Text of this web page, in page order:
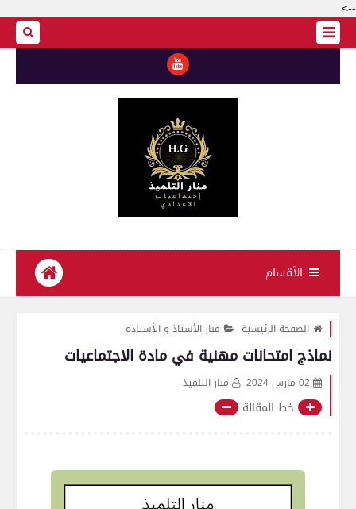
-->
الأقسام
الصفحة الرئيسية منار الأستاذ و الأستاذة
نماذج امتحانات مهنية في مادة الاجتماعيات
02 مارس 2024 منار التلميذ
خط المقالة